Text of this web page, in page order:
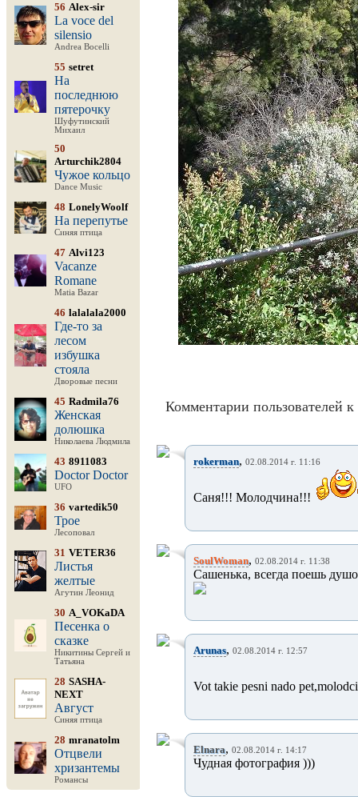
56 Alex-sir
La voce del
silensio
Andrea Bocelli
55 setret
На
последнюю
пятерочку
Шуфутинский
Михаил
50
Arturchik2804
Чужое кольцо
Dance Music
48 LonelyWoolf
На перепутье
Синяя птица
47 Alvi123
Vacanze
Romane
Matia Bazar
46 lalalala2000
Где-то за
лесом
избушка
стояла
Дворовые песни
45 Radmila76
Женская
долюшка
Николаева Людмила
43 8911083
Doctor Doctor
UFO
36 vartedik50
Трое
Лесоповал
31 VETER36
Листья
желтые
Агутин Леонид
30 A_VOKaDA
Песенка о
сказке
Никитины Сергей и
Татьяна
28 SASHA-
NEXT
Август
Синяя птица
28 mranatolm
Отцвели
хризантемы
Романсы
Комментарии пользователей к
rokerman, 02.08.2014 г. 11:16
Саня!!! Молодчина!!!
SoulWoman, 02.08.2014 г. 11:38
Сашенька, всегда поешь
Arunas, 02.08.2014 г. 12:57
Vot takie pesni nado
Elnara, 02.08.2014 г. 14:17
Чудная фотография )))